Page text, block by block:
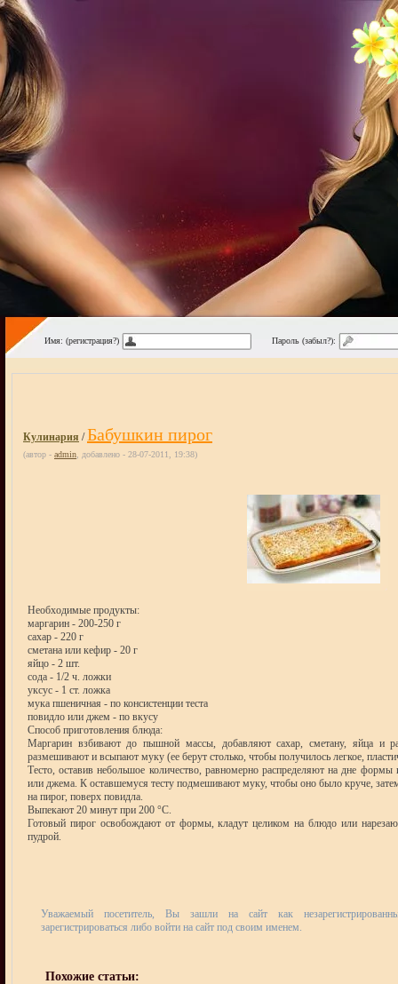
Имя: (регистрация?) Пароль (забыл?):
Кулинария /Бабушкин пирог
(автор - admin , добавлено - 28-07-2011, 19:38)
Необходимые продукты:
маргарин - 200-250 г
сахар - 220 г
сметана или кефир - 20 г
яйцо - 2 шт.
сода - 1/2 ч. ложки
уксус - 1 ст. ложка
мука пшеничная - по консистенции теста
повидло или джем - по вкусу
Способ приготовления блюда:
Маргарин взбивают до пышной массы, добавляют сахар, сметану, яйца и
размешивают и всыпают муку (ее берут столько, чтобы получилось легкое,
Тесто, оставив небольшое количество, равномерно распределяют на дне
или джема. К оставшемуся тесту подмешивают муку, чтобы оно было круче,
на пирог, поверх повидла.
Выпекают 20 минут при 200 °С.
Готовый пирог освобождают от формы, кладут целиком на блюдо или
пудрой.
Уважаемый посетитель, Вы зашли на сайт как
зарегистрироваться либо войти на сайт под своим именем.
Похожие статьи: